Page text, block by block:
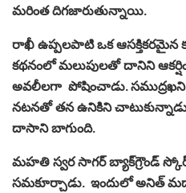
మరింత దిగజారుతున్నాయి.
రాఖీ ఉప్పలపాటి ఒక ఆసక్తికరమైన
కథనంలో మలుపులతో దానిని
అవలీలగా పోషించాడు.
నటనతో తన ఉనికిని
దాసాని బాగుంది.
మహతి స్వర సాగర్ బ్యాక్‌గ్రౌండ్
సమకూర్చాడు. ఇందులో అనిత్